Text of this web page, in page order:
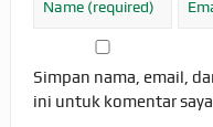
Simpan nama, email,
ini untuk komentar